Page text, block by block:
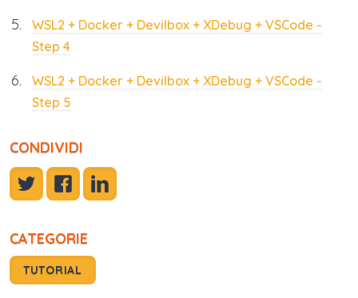
WSL2 + Docker + Devilbox + XDebug + VSCode -
Step 4
WSL2 + Docker + Devilbox + XDebug + VSCode -
Step 5
CONDIVIDI
CATEGORIE
TUTORIAL